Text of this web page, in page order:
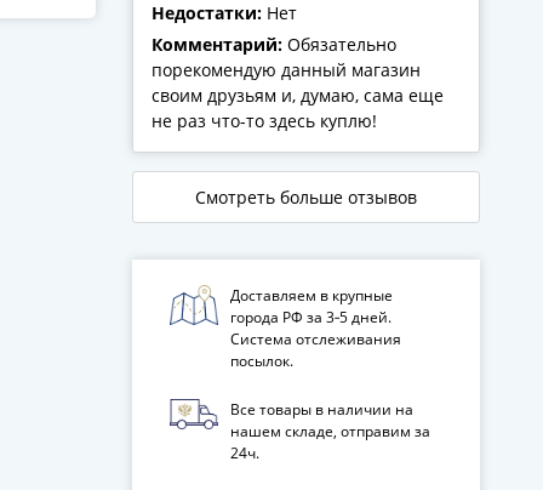
Недостатки: Нет
Комментарий: Обязательно
порекомендую данный магазин
своим друзьям и, думаю, сама еще
не раз что-то здесь куплю!
Смотреть больше отзывов
Доставляем в крупные
города РФ за 3‑5 дней.
Система отслеживания
посылок.
Все товары в наличии на
нашем складе, отправим за
24ч.